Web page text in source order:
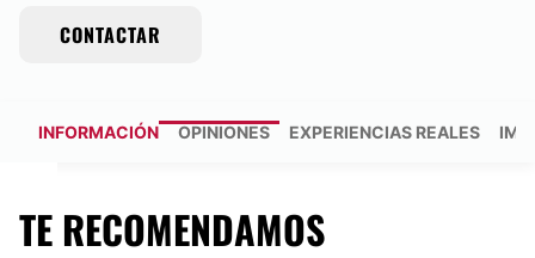
CONTACTAR
INFORMACIÓN OPINIONES EXPERIENCIAS REALES
TE RECOMENDAMOS